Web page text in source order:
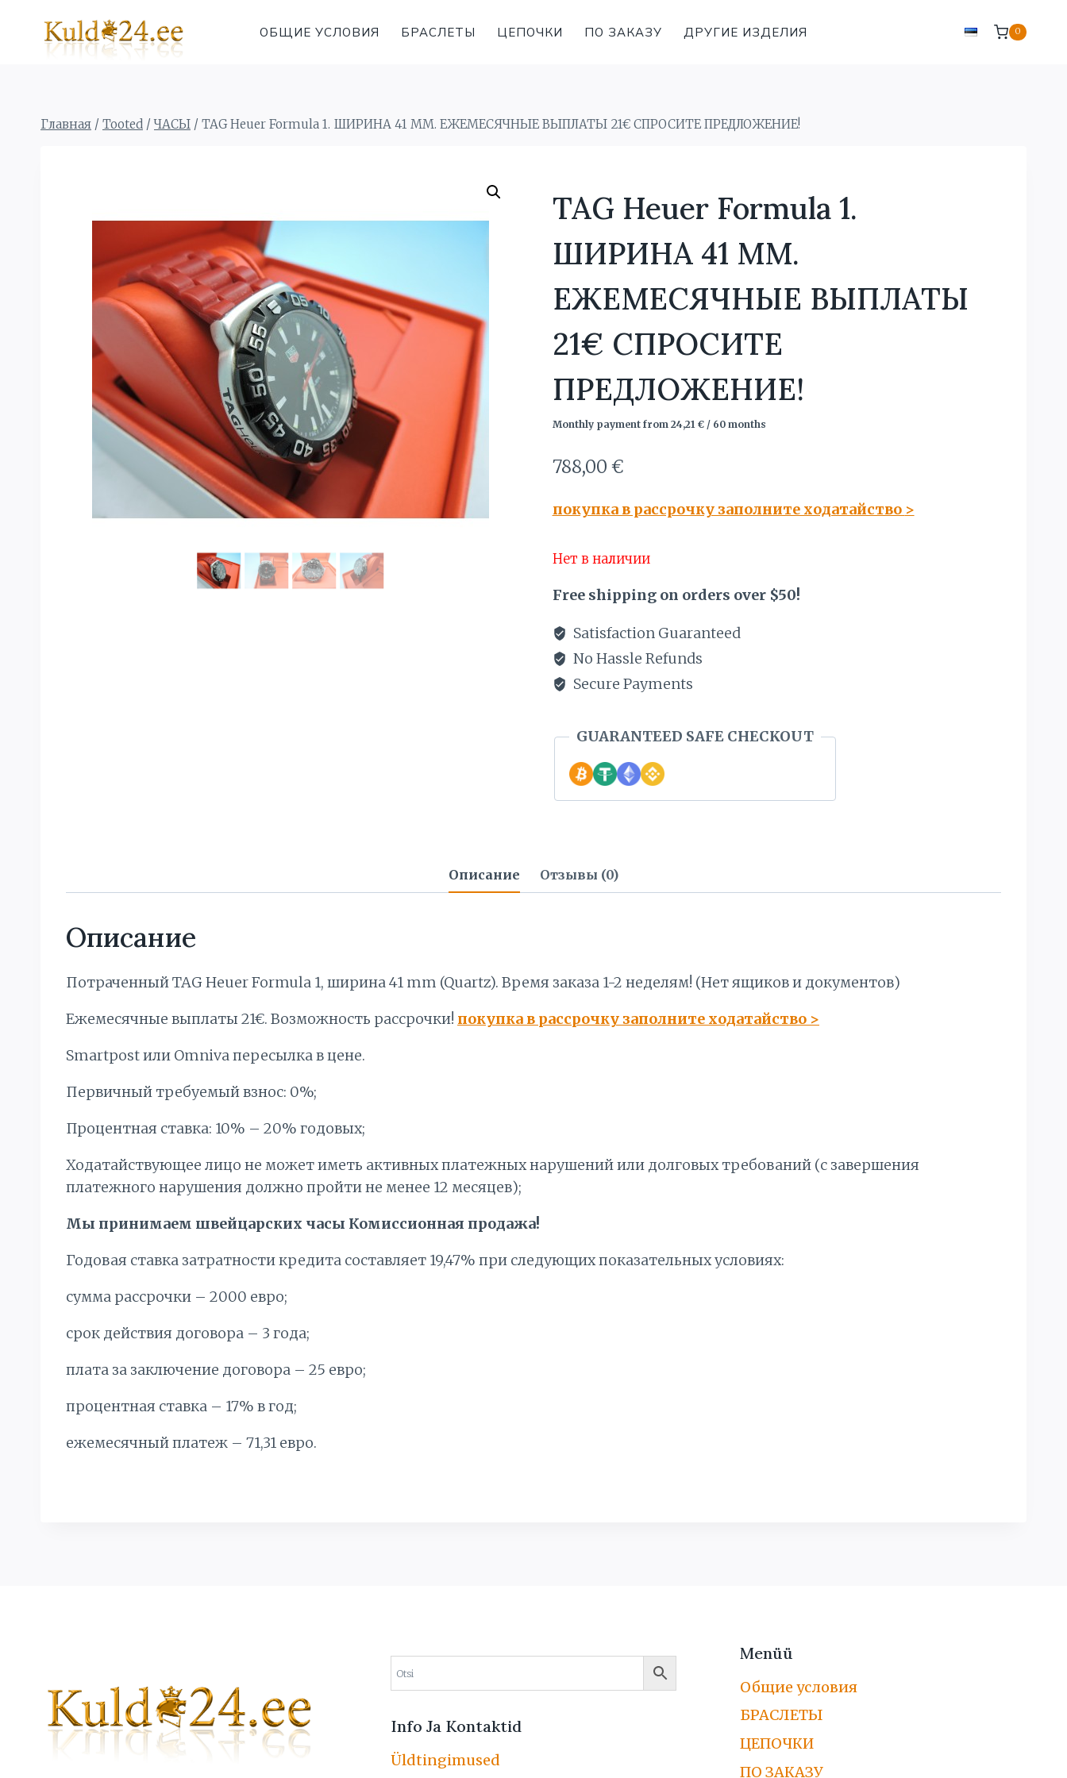
содержимому
ОБЩИЕ УСЛОВИЯ БРАСЛЕТЫ ЦЕПОЧКИ ПО ЗАКАЗУ ДРУГИЕ ИЗДЕЛИЯ 0
Главная / Tooted / ЧАСЫ / TAG Heuer Formula 1. ШИРИНА 41 MM. ЕЖЕМЕСЯЧНЫЕ ВЫПЛАТЫ 21€ СПРОСИТЕ ПРЕДЛОЖЕНИЕ!
TAG Heuer Formula 1.
ШИРИНА 41 MM.
ЕЖЕМЕСЯЧНЫЕ ВЫПЛАТЫ
21€ СПРОСИТЕ
ПРЕДЛОЖЕНИЕ!
Monthly payment from 24,21 €/ 60 months
788,00 €
покупка в рассрочку заполните ходатайство >
Нет в наличии
Free shipping on orders over $50!
Satisfaction Guaranteed
No Hassle Refunds
Secure Payments
GUARANTEED SAFE CHECKOUT
Описание Отзывы (0)
Описание
Потраченный TAG Heuer Formula 1, ширина 41 mm (Quartz). Время заказа 1-2 неделям! (Нет ящиков и документов)
Ежемесячные выплаты 21€. Bозможность рассрочки! покупка в рассрочку заполните ходатайство >
Smartpost или Omniva пересылка в цене.
Первичный требуемый взнос: 0%;
Процентная ставка: 10% – 20% годовых;
Ходатайствующее лицо не может иметь активных платежных нарушений или долговых требований (с завершения
платежного нарушения должно пройти не менее 12 месяцев);
Мы принимаем швейцарских часы Комиссионная продажа!
Годовая ставка затратности кредита составляет 19,47% при следующих показательных условиях:
сумма рассрочки – 2000 евро;
срок действия договора – 3 года;
плата за заключение договора – 25 евро;
процентная ставка – 17% в год;
ежемесячный платеж – 71,31 евро.
Info Ja Kontaktid
Üldtingimused
Menüü
Общие условия
БРАСЛЕТЫ
ЦЕПОЧКИ
ПО ЗАКАЗУ